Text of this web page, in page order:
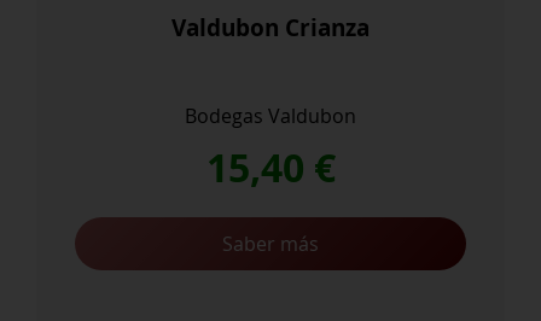
Valdubon Crianza
Bodegas Valdubon
15,40 €
Saber más